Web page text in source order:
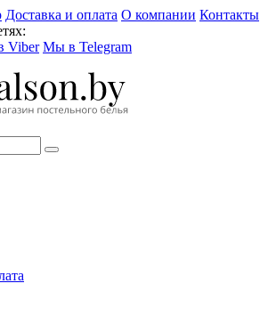
Доставка и оплата О компании Контакты
Viber Мы в Telegram